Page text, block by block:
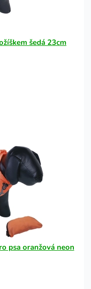
šedá 23cm
psa oranžová neon